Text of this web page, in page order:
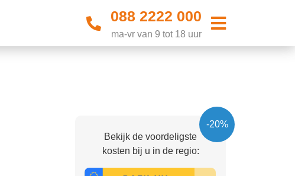
088 2222 000
ma-vr van 9 tot 18 uur
-20%
Bekijk de voordeligste
kosten bij u in de regio: